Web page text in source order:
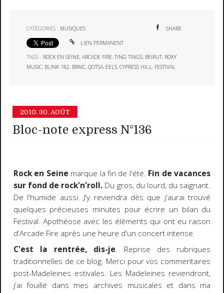
CATÉGORIES : MUSIQUES SHARE
LIEN PERMANENT
TAGS : ROCK EN SEINE,ARCADE FIRE,TING TINGS, BEIRUT, ROXY
MUSIC, BLINK 182, BRMC,QOTSA, EELS,CYPRESS HILL, FESTIVAL
2010. 30. AOÛT
Bloc-note express N°136
Rock en Seine marque la fin de l'été. Fin de vacances
sur fond de rock'n'roll. Du gros, du lourd, du saignant.
De l'humide aussi. J'y reviendra dès que j'aurai trouvé
quelques précieuses minutes pour écrire un bilan du
Festival. Apothéose avec les éléments qui ont eu raison
d'Arcade Fire après une heure d'un concert intense.
C'est la rentrée, dis-je. Reprise des rubriques
traditionnelles de ce blog. Merci pour vos commentaires
post-Madeleines estivales. Les Madeleines reviendront,
j'ai fouillé dans mes archives musicales et dans ma